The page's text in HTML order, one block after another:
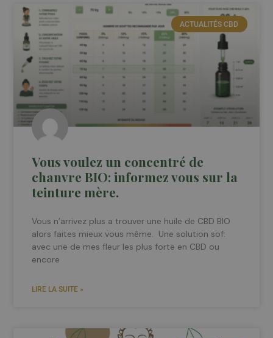
ACTUALITÉS CBD
Vous voulez un concentré de
chanvre BIO: informez vous sur la
teinture mère.
Vous n’arrivez plus a trouver une huile de CBD BIO
alors faites mieux vous même. Une solution sof:
avec une de mes fleur les plus forte en CBD ou
encore
LIRE LA SUITE »